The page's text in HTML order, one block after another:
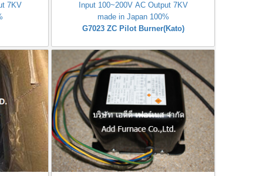
7KV
Input 100~200V AC Output 7KV
made in Japan 100%
G7023 ZC Pilot Burner(Kato)